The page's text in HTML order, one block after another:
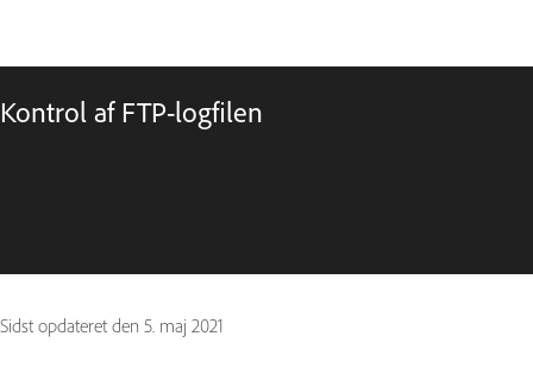
Kontrol af FTP-logfilen
Sidst opdateret den 5. maj 2021